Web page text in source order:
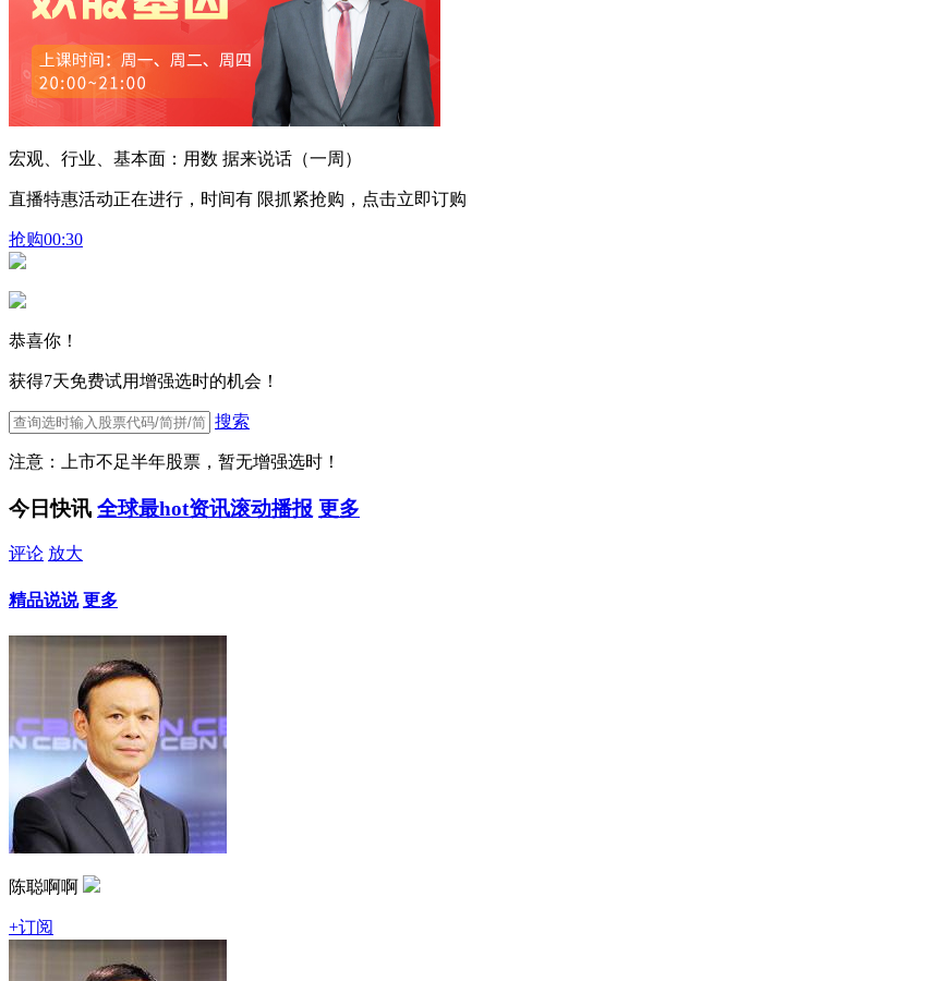
宏观、行业、基本面：用数 据来说话（一周）
直播特惠活动正在进行，时间有 限抓紧抢购，点击立即订购
抢购00:30
恭喜你！
获得7天免费试用增强选时的机会！
搜索
注意：上市不足半年股票，暂无增强选时！
今日快讯 全球最hot资讯滚动播报 更多
评论 放大
精品说说 更多
陈聪啊啊
+订阅